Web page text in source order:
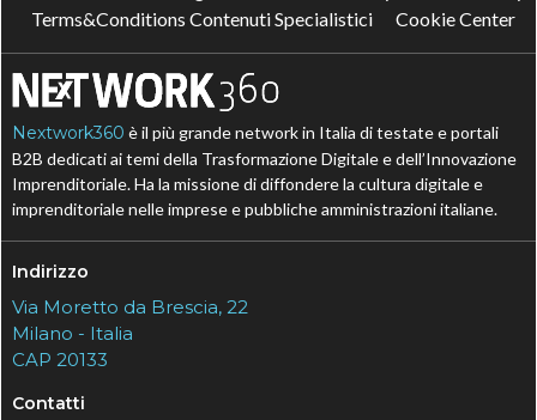
Terms&Conditions Contenuti Specialistici
Cookie Center
Nextwork360 è il più grande network in Italia di testate e portali
B2B dedicati ai temi della Trasformazione Digitale e dell’Innovazione
Imprenditoriale. Ha la missione di diffondere la cultura digitale e
imprenditoriale nelle imprese e pubbliche amministrazioni italiane.
Indirizzo
Via Moretto da Brescia, 22
Milano - Italia
CAP 20133
Contatti